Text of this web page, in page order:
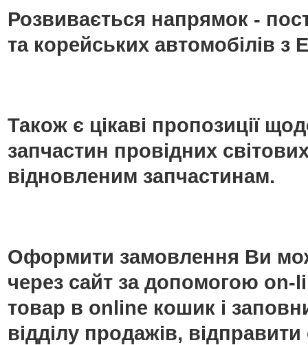
Розвивається напрямок -
та корейських автомобілів з
Також є цікаві пропозиції
запчастин провідних
відновленим запчастинам.
Оформити замовлення Ви
через сайт за допомогою
товар в online кошик і
відділу продажів,